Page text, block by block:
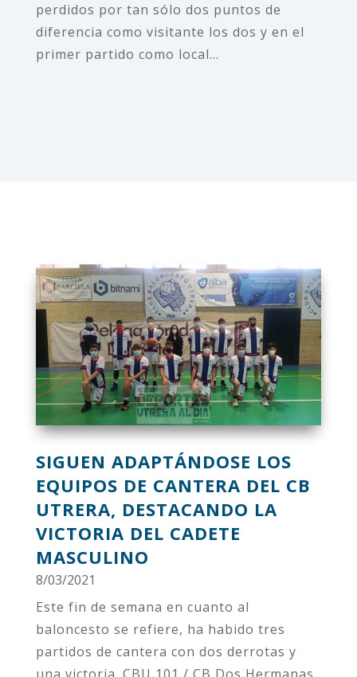
perdidos por tan sólo dos puntos de
diferencia como visitante los dos y en el
primer partido como local...
SIGUEN ADAPTÁNDOSE LOS
EQUIPOS DE CANTERA DEL CB
UTRERA, DESTACANDO LA
VICTORIA DEL CADETE
MASCULINO
8/03/2021
Este fin de semana en cuanto al
baloncesto se refiere, ha habido tres
partidos de cantera con dos derrotas y